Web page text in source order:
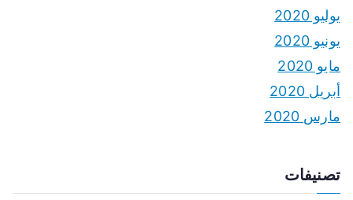
يوليو 2020
يونيو 2020
مايو 2020
أبريل 2020
مارس 2020
تصنيفات